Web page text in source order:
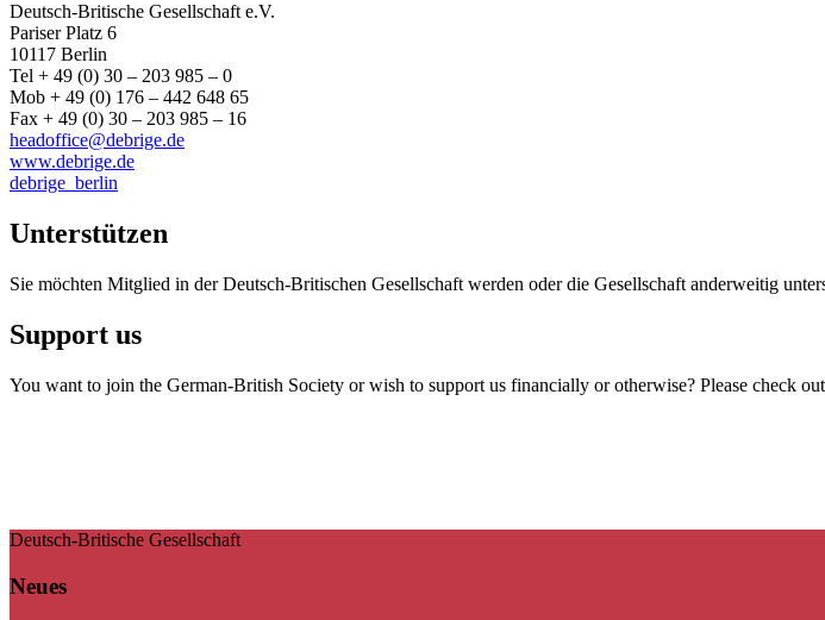
Deutsch-Britische Gesellschaft e.V.
Pariser Platz 6
10117 Berlin
Tel + 49 (0) 30 – 203 985 – 0
Mob + 49 (0) 176 – 442 648 65
Fax + 49 (0) 30 – 203 985 – 16
headoffice@debrige.de
www.debrige.de
debrige_berlin
Unterstützen
Sie möchten Mitglied in der Deutsch-Britischen Gesellschaft werden oder die Gesellschaft anderweitig
Support us
You want to join the German-British Society or wish to support us financially or otherwise? Please check
Deutsch-Britische Gesellschaft
Neues